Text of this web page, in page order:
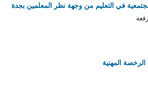
في التعليم من وجهة نظر المعلمين بجدة
المهنية